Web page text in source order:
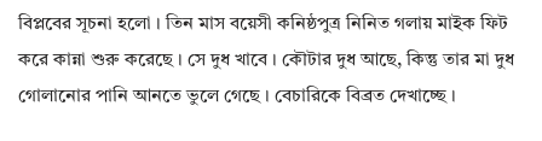
বিপ্লবের সূচনা হলো। তিন মাস বয়েসী কনিষ্ঠপুত্র নিনিত গলায় মাইক ফিট
করে কান্না শুরু করেছে। সে দুধ খাবে। কৌটার দুধ আছে, কিন্তু তার মা দুধ
গোলানোর পানি আনতে ভুলে গেছে। বেচারিকে বিব্রত দেখাচ্ছে।